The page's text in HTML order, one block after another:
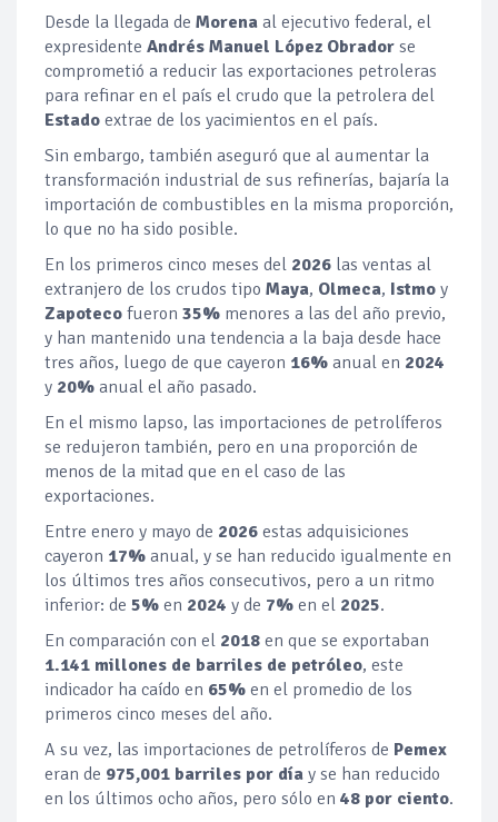
Desde la llegada de Morena al ejecutivo federal, el
expresidente Andrés Manuel López Obrador se
comprometió a reducir las exportaciones petroleras
para refinar en el país el crudo que la petrolera del
Estado extrae de los yacimientos en el país.
Sin embargo, también aseguró que al aumentar la
transformación industrial de sus refinerías, bajaría la
importación de combustibles en la misma proporción,
lo que no ha sido posible.
En los primeros cinco meses del 2026 las ventas al
extranjero de los crudos tipo Maya, Olmeca, Istmo y
Zapoteco fueron 35% menores a las del año previo,
y han mantenido una tendencia a la baja desde hace
tres años, luego de que cayeron 16% anual en 2024
y 20% anual el año pasado.
En el mismo lapso, las importaciones de petrolíferos
se redujeron también, pero en una proporción de
menos de la mitad que en el caso de las
exportaciones.
Entre enero y mayo de 2026 estas adquisiciones
cayeron 17% anual, y se han reducido igualmente en
los últimos tres años consecutivos, pero a un ritmo
inferior: de 5% en 2024 y de 7% en el 2025.
En comparación con el 2018 en que se exportaban
1.141 millones de barriles de petróleo, este
indicador ha caído en 65% en el promedio de los
primeros cinco meses del año.
A su vez, las importaciones de petrolíferos de Pemex
eran de 975,001 barriles por día y se han reducido
en los últimos ocho años, pero sólo en 48 por ciento.